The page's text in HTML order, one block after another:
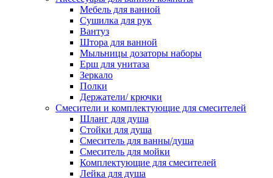
Мебель для ванной
Сушилка для рук
Вантуз
Штора для ванной
Мыльницы дозаторы наборы
Ерш для унитаза
Зеркало
Полки
Держатели/ крючки
Смесители и комплектующие для смесителей
Шланг для душа
Стойки для душа
Смеситель для ванны/душа
Смеситель для мойки
Комплектующие для смесителей
Лейка для душа